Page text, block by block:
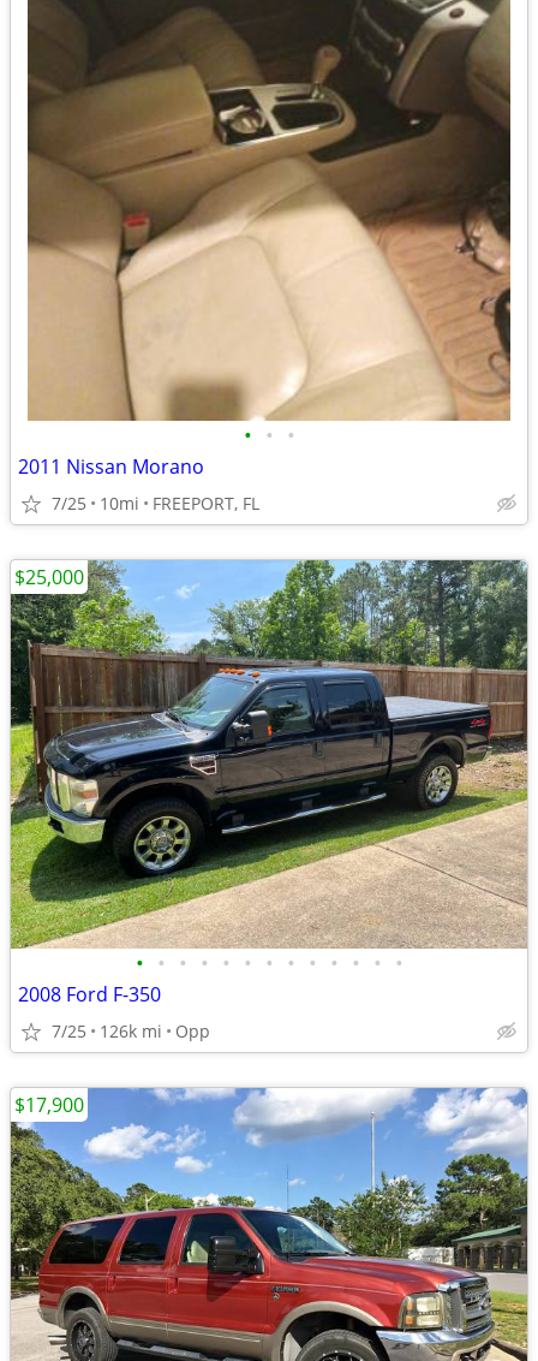
• • •
2011 Nissan Morano
7/25 10mi FREEPORT, FL
• • • • • • • • • • • • •
2008 Ford F-350
7/25 126k mi Opp
$25,000
$17,900